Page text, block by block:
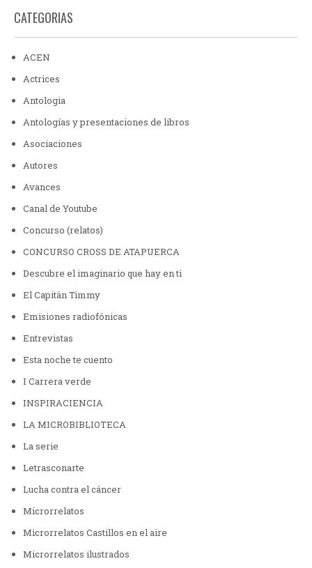
CATEGORIAS
ACEN
Actrices
Antologia
Antologías y presentaciones de libros
Asociaciones
Autores
Avances
Canal de Youtube
Concurso (relatos)
CONCURSO CROSS DE ATAPUERCA
Descubre el imaginario que hay en ti
El Capitán Timmy
Emisiones radiofónicas
Entrevistas
Esta noche te cuento
I Carrera verde
INSPIRACIENCIA
LA MICROBIBLIOTECA
La serie
Letrasconarte
Lucha contra el cáncer
Microrrelatos
Microrrelatos Castillos en el aire
Microrrelatos ilustrados